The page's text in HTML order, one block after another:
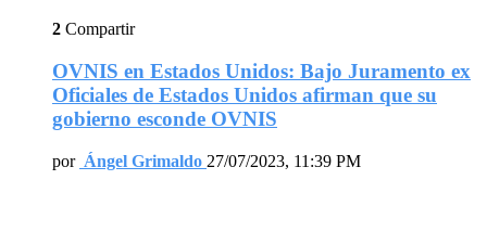
2 Compartir
OVNIS en Estados Unidos: Bajo Juramento ex
Oficiales de Estados Unidos afirman que su
gobierno esconde OVNIS
por Ángel Grimaldo 27/07/2023, 11:39 PM